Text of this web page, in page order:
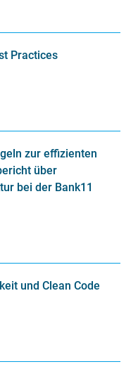
Practices
zur effizienten
über
bei der Bank11
und Clean Code